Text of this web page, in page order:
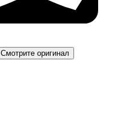
Смотрите оригинал